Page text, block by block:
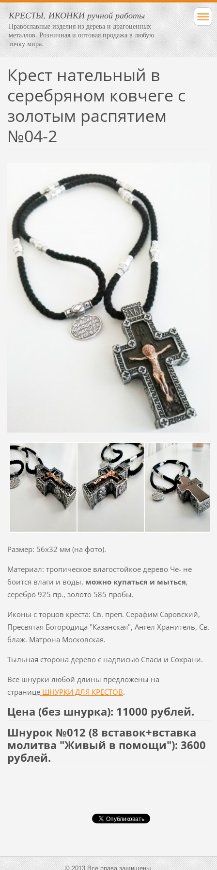
КРЕСТЫ, ИКОНКИ ручной работы
Православные изделия из дерева и драгоценных
металлов. Розничная и оптовая продажа в любую
точку мира.
Крест нательный в
серебряном ковчеге с
золотым распятием
№04-2
Размер: 56х32 мм (на фото).
Материал: тропическое влагостойкое дерево Че- не
боится влаги и воды, можно купаться и мыться,
серебро 925 пр., золото 585 пробы.
Иконы с торцов креста: Св. преп. Серафим Саровский,
Пресвятая Богородица "Казанская", Ангел Хранитель, Св.
блаж. Матрона Московская.
Тыльная сторона дерево с надписью Спаси и Сохрани.
Все шнурки любой длины предложены на
страницеШНУРКИ ДЛЯ КРЕСТОВ.
Цена (без шнурка): 11000 рублей.
Шнурок №012 (8 вставок+вставка
молитва "Живый в помощи"): 3600
рублей.
© 2013 Все права защищены.